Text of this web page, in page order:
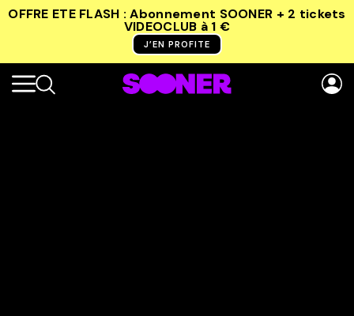
OFFRE ETE FLASH : Abonnement SOONER + 2 tickets
VIDEOCLUB à 1 €
J’EN PROFITE